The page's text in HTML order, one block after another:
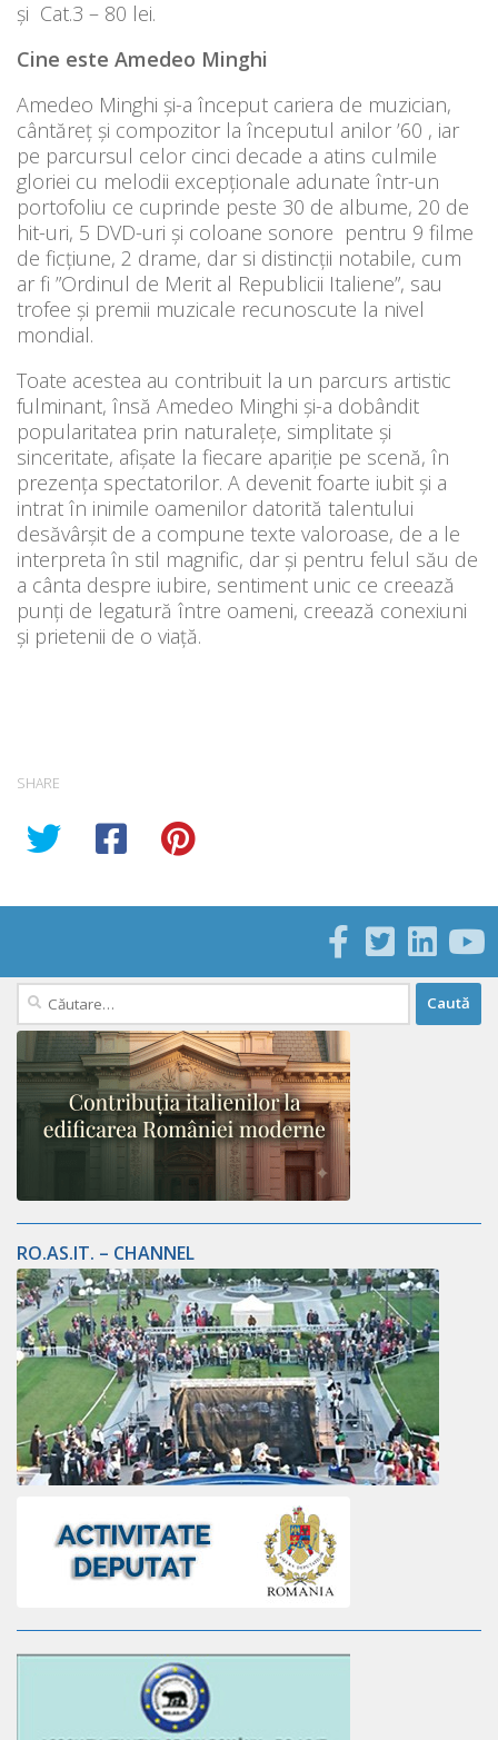
și Cat.3 – 80 lei.
Cine este Amedeo Minghi
Amedeo Minghi și-a început cariera de muzician,
cântăreț și compozitor la începutul anilor ’60 , iar
pe parcursul celor cinci decade a atins culmile
gloriei cu melodii excepționale adunate într-un
portofoliu ce cuprinde peste 30 de albume, 20 de
hit-uri, 5 DVD-uri și coloane sonore pentru 9 filme
de ficțiune, 2 drame, dar si distincții notabile, cum
ar fi ”Ordinul de Merit al Republicii Italiene”, sau
trofee și premii muzicale recunoscute la nivel
mondial.
Toate acestea au contribuit la un parcurs artistic
fulminant, însă Amedeo Minghi și-a dobândit
popularitatea prin naturalețe, simplitate și
sinceritate, afișate la fiecare apariție pe scenă, în
prezența spectatorilor. A devenit foarte iubit și a
intrat în inimile oamenilor datorită talentului
desăvârșit de a compune texte valoroase, de a le
interpreta în stil magnific, dar și pentru felul său de
a cânta despre iubire, sentiment unic ce creează
punți de legatură între oameni, creează conexiuni
și prietenii de o viață.
SHARE
Caută
după:
RO.AS.IT. – CHANNEL